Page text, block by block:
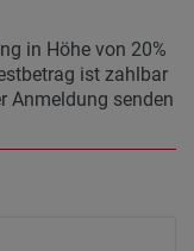
in Höhe von 20%
ist zahlbar
Anmeldung senden